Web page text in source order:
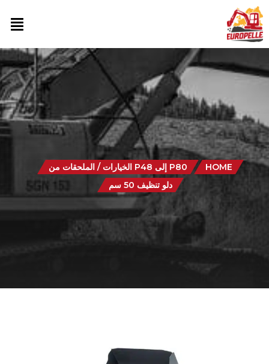
HOME
P80 إلى P48 الخيارات / الملحقات من
دلو تنظيف 50 سم